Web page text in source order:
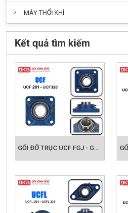
MÁY THỔI KHÍ
Kết quả tìm kiếm